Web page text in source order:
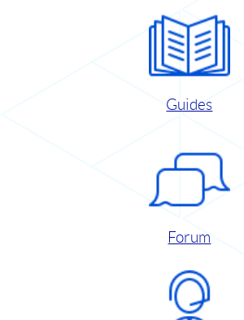
Guides
Forum